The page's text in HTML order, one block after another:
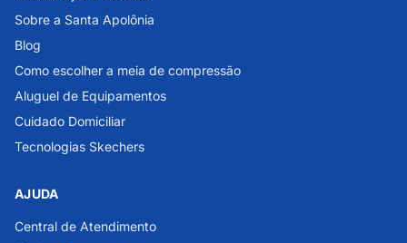
Sobre a Santa Apolônia
Blog
Como escolher a meia de compressão
Aluguel de Equipamentos
Cuidado Domiciliar
Tecnologias Skechers
AJUDA
Central de Atendimento